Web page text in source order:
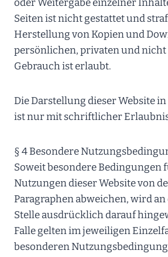
oder Weitergabe einzelner
Seiten ist nicht gestattet und
Herstellung von Kopien und
persönlichen, privaten und
Gebrauch ist erlaubt.
Die Darstellung dieser Website
ist nur mit schriftlicher
§ 4 Besondere
Soweit besondere Bedingungen
Nutzungen dieser Website von
Paragraphen abweichen, wird
Stelle ausdrücklich darauf
Falle gelten im jeweiligen
besonderen